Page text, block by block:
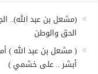
(مشعل بن عبد الله)..
الحق والوطن
( مشعل بن عبد الله )
أبشر .. على خشمي )